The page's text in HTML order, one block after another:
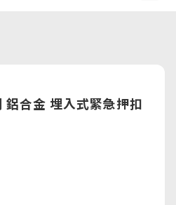
合金 埋入式緊急押扣